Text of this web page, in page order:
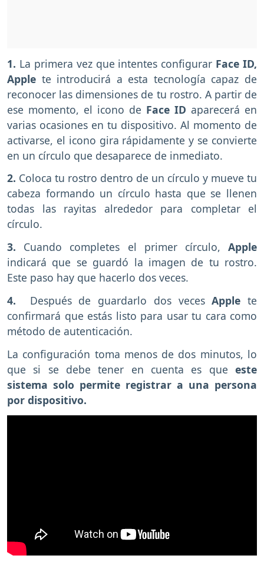
1. La primera vez que intentes configurar Face ID,
Apple te introducirá a esta tecnología capaz de
reconocer las dimensiones de tu rostro. A partir de
ese momento, el icono de Face ID aparecerá en
varias ocasiones en tu dispositivo. Al momento de
activarse, el icono gira rápidamente y se convierte
en un círculo que desaparece de inmediato.
2. Coloca tu rostro dentro de un círculo y mueve tu
cabeza formando un círculo hasta que se llenen
todas las rayitas alrededor para completar el
círculo.
3. Cuando completes el primer círculo, Apple
indicará que se guardó la imagen de tu rostro.
Este paso hay que hacerlo dos veces.
4. Después de guardarlo dos vecesApple te
confirmará que estás listo para usar tu cara como
método de autenticación.
La configuración toma menos de dos minutos, lo
que si se debe tener en cuenta es que este
sistema solo permite registrar a una persona
por dispositivo.